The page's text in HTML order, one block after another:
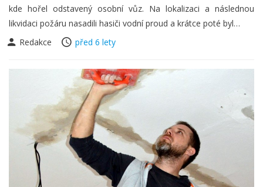
kde hořel odstavený osobní vůz. Na lokalizaci a následnou
likvidaci požáru nasadili hasiči vodní proud a krátce poté byl…
Redakce
před 6 lety